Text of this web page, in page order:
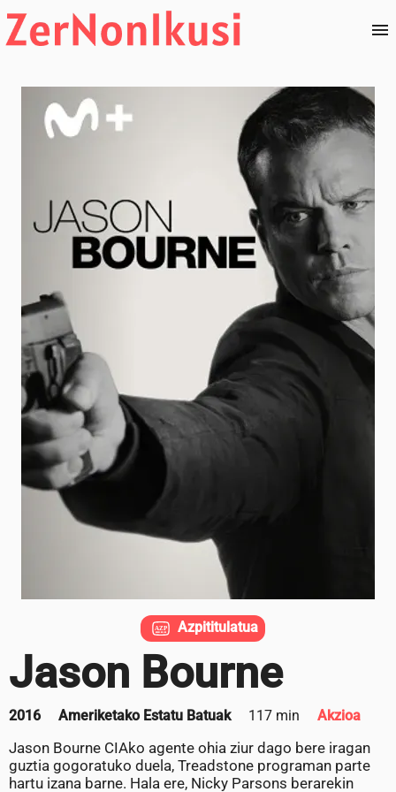
Jason Bourne
2016 Ameriketako Estatu Batuak 117 min Akzioa
Jason Bourne CIAko agente ohia ziur dago bere iragan
guztia gogoratuko duela, Treadstone programan parte
hartu izana barne. Hala ere, Nicky Parsons berarekin
Azpititulatua